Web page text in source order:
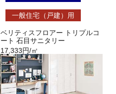
一般住宅（戸建）用
ベリティスフロアー トリプルコ
ート 石目サニタリー
17,333円/㎡